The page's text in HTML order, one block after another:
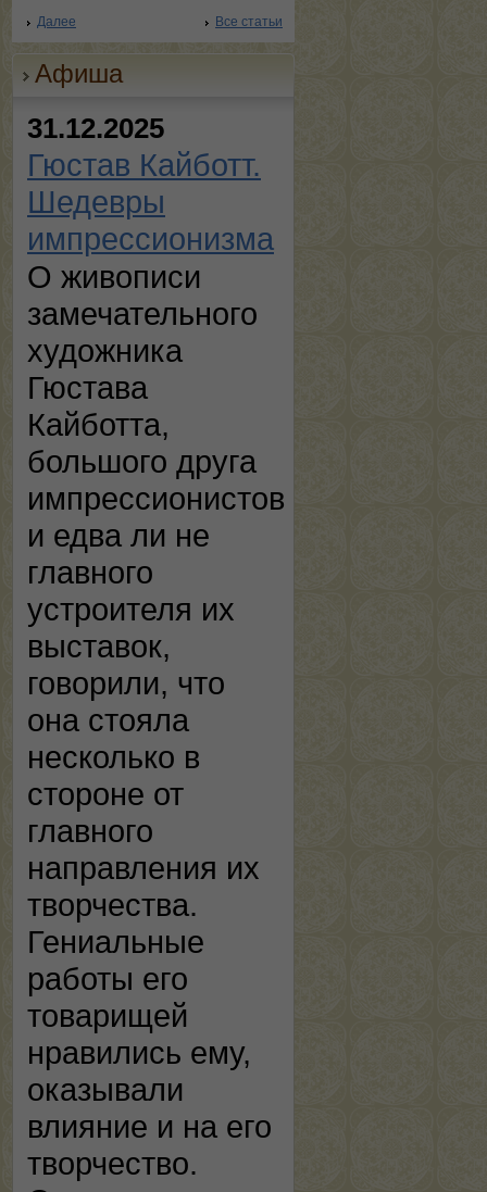
Далее Все статьи
Афиша
31.12.2025
Гюстав Кайботт.
Шедевры
импрессионизма
О живописи
замечательного
художника
Гюстава
Кайботта,
большого друга
импрессионистов
и едва ли не
главного
устроителя их
выставок,
говорили, что
она стояла
несколько в
стороне от
главного
направления их
творчества.
Гениальные
работы его
товарищей
нравились ему,
оказывали
влияние и на его
творчество.